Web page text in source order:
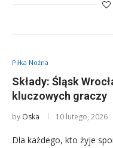
Piłka Nożna
Składy: Śląsk
kluczowych graczy
by Oska 10 lutego, 2026
Dla każdego, kto żyje